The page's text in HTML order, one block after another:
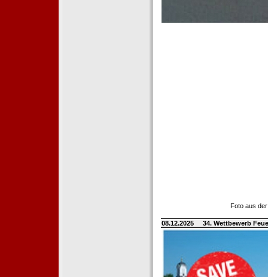
Foto aus
08.12.2025 34. Wettbewerb